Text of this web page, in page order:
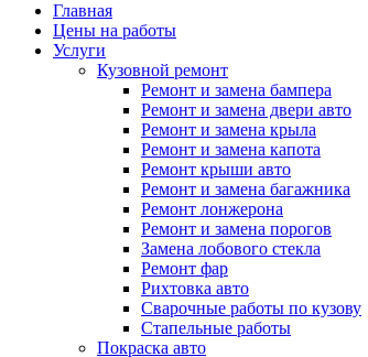
Главная
Цены на работы
Услуги
Кузовной ремонт
Ремонт и замена бампера
Ремонт и замена двери авто
Ремонт и замена крыла
Ремонт и замена капота
Ремонт крыши авто
Ремонт и замена багажника
Ремонт лонжерона
Ремонт и замена порогов
Замена лобового стекла
Ремонт фар
Рихтовка авто
Сварочные работы по кузову
Стапельные работы
Покраска авто